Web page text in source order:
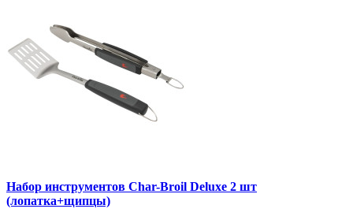
Набор инструментов Char-Broil Deluxe 2 шт
(лопатка+щипцы)